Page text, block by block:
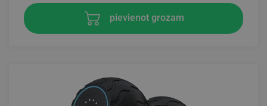
pievienot grozam